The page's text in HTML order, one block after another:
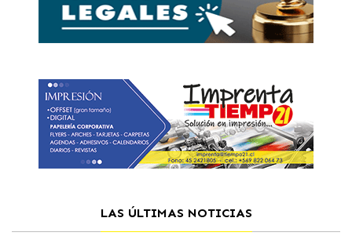
LAS ÚLTIMAS NOTICIAS